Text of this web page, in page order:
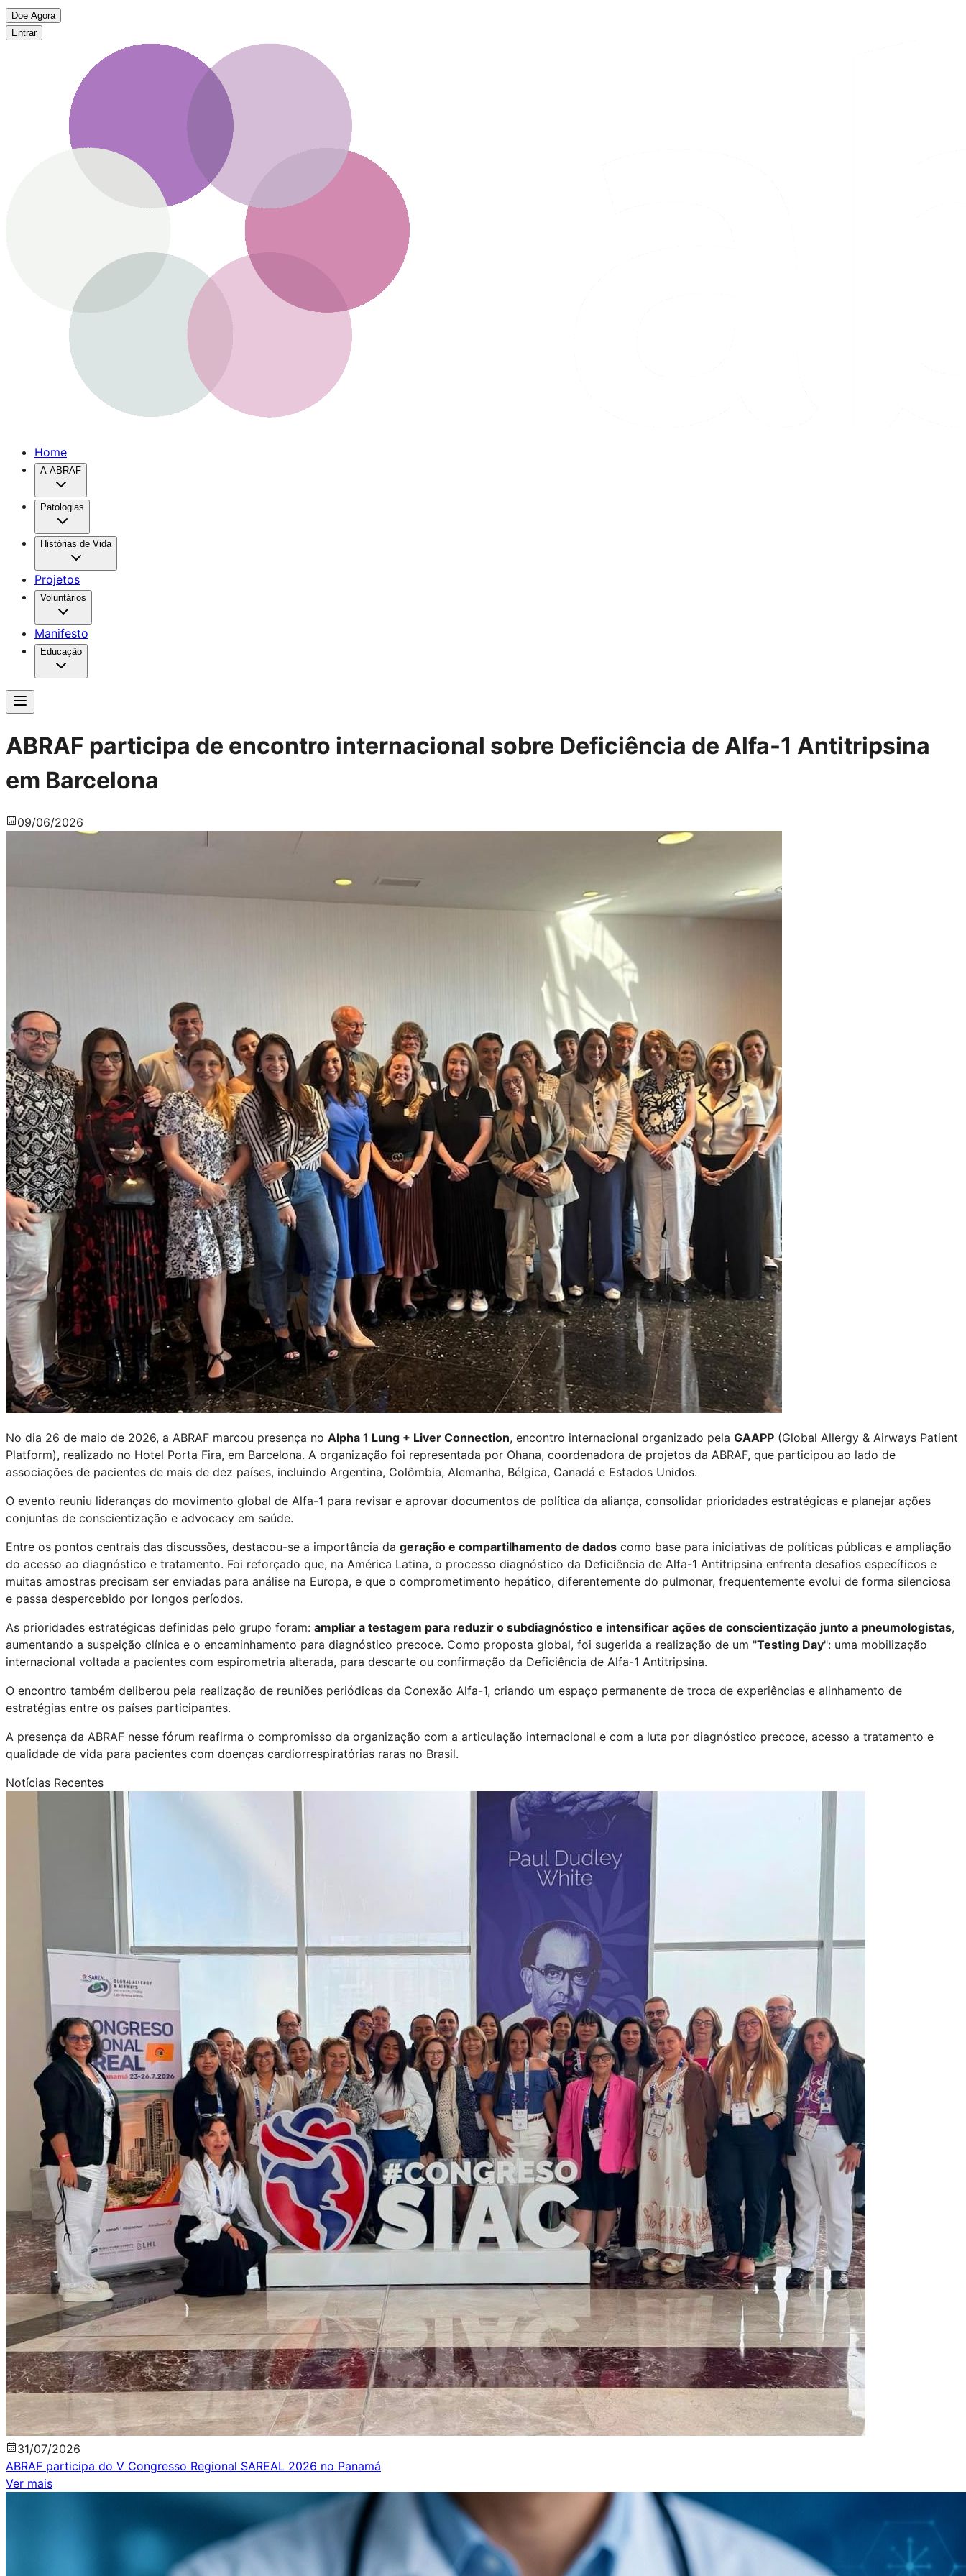
Doe Agora
Entrar
Home
A ABRAF
Patologias
Histórias de Vida
Projetos
Voluntários
Manifesto
Educação
ABRAF participa de encontro internacional sobre Deficiência de Alfa-1 Antitripsina
em Barcelona
09/06/2026
No dia 26 de maio de 2026, a ABRAF marcou presença no Alpha 1 Lung + Liver Connection, encontro internacional organizado pela GAAPP (Global Allergy & Airways Patient
Platform), realizado no Hotel Porta Fira, em Barcelona. A organização foi representada por Ohana, coordenadora de projetos da ABRAF, que participou ao lado de
associações de pacientes de mais de dez países, incluindo Argentina, Colômbia, Alemanha, Bélgica, Canadá e Estados Unidos.
O evento reuniu lideranças do movimento global de Alfa-1 para revisar e aprovar documentos de política da aliança, consolidar prioridades estratégicas e planejar ações
conjuntas de conscientização e advocacy em saúde.
Entre os pontos centrais das discussões, destacou-se a importância da geração e compartilhamento de dados como base para iniciativas de políticas públicas e ampliação
do acesso ao diagnóstico e tratamento. Foi reforçado que, na América Latina, o processo diagnóstico da Deficiência de Alfa-1 Antitripsina enfrenta desafios específicos e
muitas amostras precisam ser enviadas para análise na Europa, e que o comprometimento hepático, diferentemente do pulmonar, frequentemente evolui de forma silenciosa
e passa despercebido por longos períodos.
As prioridades estratégicas definidas pelo grupo foram: ampliar a testagem para reduzir o subdiagnóstico e intensificar ações de conscientização junto a pneumologistas,
aumentando a suspeição clínica e o encaminhamento para diagnóstico precoce. Como proposta global, foi sugerida a realização de um "Testing Day": uma mobilização
internacional voltada a pacientes com espirometria alterada, para descarte ou confirmação da Deficiência de Alfa-1 Antitripsina.
O encontro também deliberou pela realização de reuniões periódicas da Conexão Alfa-1, criando um espaço permanente de troca de experiências e alinhamento de
estratégias entre os países participantes.
A presença da ABRAF nesse fórum reafirma o compromisso da organização com a articulação internacional e com a luta por diagnóstico precoce, acesso a tratamento e
qualidade de vida para pacientes com doenças cardiorrespiratórias raras no Brasil.
Notícias Recentes
31/07/2026
ABRAF participa do V Congresso Regional SAREAL 2026 no Panamá
Ver mais